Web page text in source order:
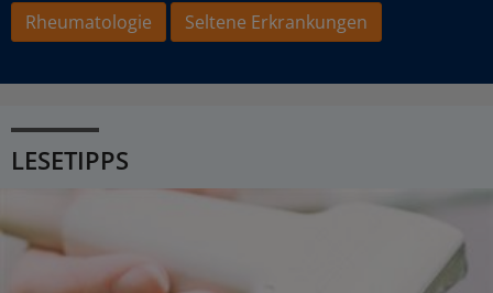
Rheumatologie
Seltene Erkrankungen
LESETIPPS